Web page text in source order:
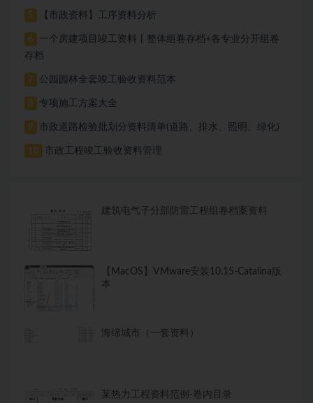
5 【市政资料】工序资料分析
6
一个房建项目竣工资料丨整体组卷存档+各专业分开组卷
存档
7 公园园林全套竣工验收资料范本
8 专项施工方案大全
9 市政道路检验批划分资料清单(道路、排水、照明、绿化)
10 市政工程竣工验收资料管理
建筑电气子分部防雷工程组卷档案资料
【MacOS】VMware安装10.15-Catalina版
本
海绵城市（一套资料）
某热力工程资料范例-卷内目录